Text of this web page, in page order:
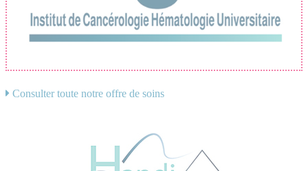
Consulter toute notre offre de soins